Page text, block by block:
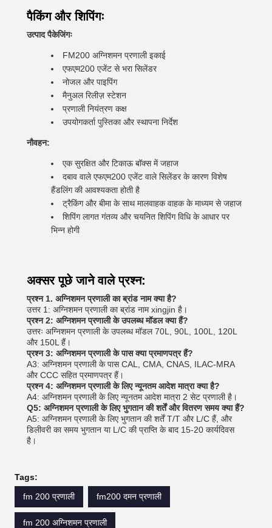
पैकिंग और शिपिंगः
उत्पाद पैकेजिंगः
FM200 अग्निशमन प्रणाली इकाई
एफएम200 एजेंट से भरा सिलेंडर
नोजल और पाइपिंग
मैनुअल रिलीज़ स्टेशन
प्रणाली नियंत्रण कक्ष
उपयोगकर्ता पुस्तिका और स्थापना निर्देश
नौवहन:
एक सुरक्षित और टिकाऊ बॉक्स में जहाज
दबाव वाले एफएम200 एजेंट वाले सिलेंडर के कारण विशेष
हैंडलिंग की आवश्यकता होती है
ट्रैकिंग और बीमा के साथ मालवाहक वाहक के माध्यम से जहाज
शिपिंग लागत गंतव्य और चयनित शिपिंग विधि के आधार पर
भिन्न होगी
अक्सर पूछे जाने वाले प्रश्न:
प्रश्न 1. अग्निशमन प्रणाली का ब्रांड नाम क्या है?
उत्तर 1: अग्निशमन प्रणाली का ब्रांड नाम xingjin है।
प्रश्न 2: अग्निशमन प्रणाली के उपलब्ध मॉडल क्या हैं?
उत्तरः अग्निशमन प्रणाली के उपलब्ध मॉडल 70L, 90L, 100L, 120L
और 150L हैं।
प्रश्न 3: अग्निशमन प्रणाली के पास क्या प्रमाणपत्र हैं?
A3: अग्निशमन प्रणाली के पास CAL, CMA, CNAS, ILAC-MRA
और CCC सहित प्रमाणपत्र हैं।
प्रश्न 4: अग्निशमन प्रणाली के लिए न्यूनतम आदेश मात्रा क्या है?
A4: अग्निशमन प्रणाली के लिए न्यूनतम आदेश मात्रा 2 सेट प्रणाली है।
Q5: अग्निशमन प्रणाली के लिए भुगतान की शर्तें और वितरण समय क्या हैं?
A5: अग्निशमन प्रणाली के लिए भुगतान की शर्तें T/T और L/C हैं, और
डिलीवरी का समय भुगतान या L/C की प्राप्ति के बाद 15-20 कार्यदिवस
है।
Tags:
fm 200 प्रणाली
fm200 दमन प्रणाली
fm 200 अग्निशमन प्रणाली